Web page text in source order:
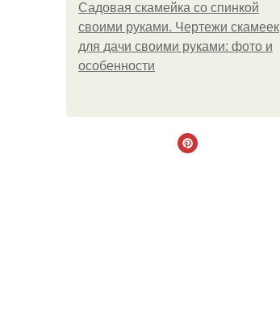
Садовая скамейка со спинкой
своими руками. Чертежи скамеек
для дачи своими руками: фото и
особенности